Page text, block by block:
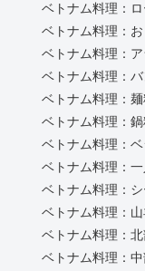
ベトナム料理：
ベトナム料理：
ベトナム料理：ア
ベトナム料理：
ベトナム料理：
ベトナム料理：
ベトナム料理：
ベトナム料理：
ベトナム料理：
ベトナム料理：
ベトナム料理：
ベトナム料理：